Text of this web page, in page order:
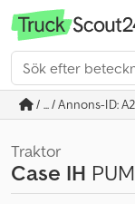
/ ... / Annons-ID:
Traktor
Case IH